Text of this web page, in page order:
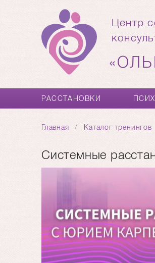
Центр
РАССТАНОВКИ
Главная Каталог тренингов
Системные